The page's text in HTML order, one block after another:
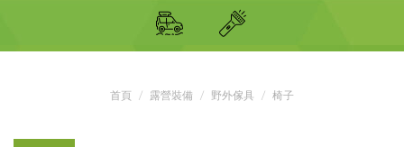
首頁 露營裝備 野外傢具 椅子